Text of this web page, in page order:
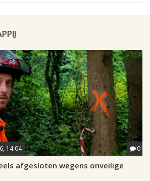
14:04 0
afgesloten wegens onveilige